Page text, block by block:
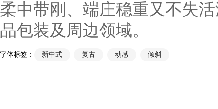
柔中带刚、端庄稳重又不失
品包装及周边领域。
字体标签： 新中式 复古 动感 倾斜